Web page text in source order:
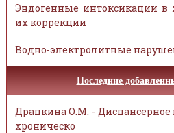
Эндогенные интоксикации
их коррекции
Водно-электролитные
Последние
Драпкина О.М. -
хроническо